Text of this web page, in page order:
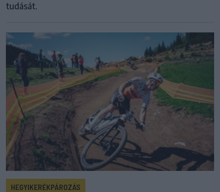
tudását.
HEGYIKERÉKPÁROZÁS